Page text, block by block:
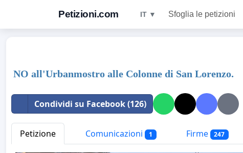
Petizioni.com IT ▼ Sfoglia le petizioni
NO all'Urbanmostro alle Colonne di San Lorenzo.
Condividi su Facebook (126)
Petizione Comunicazioni 1 Firme 247